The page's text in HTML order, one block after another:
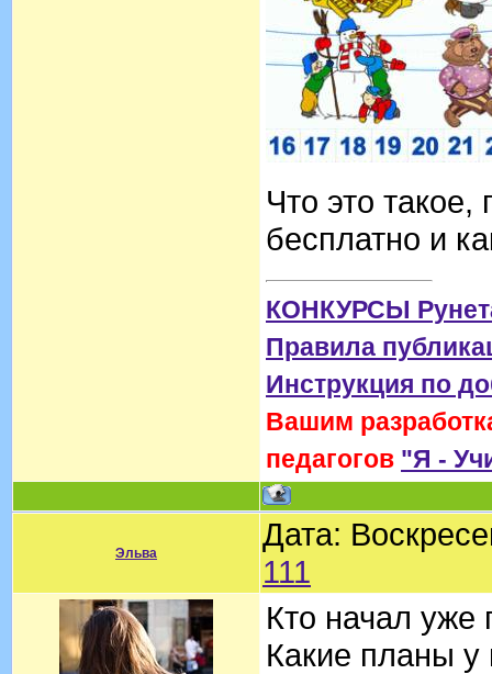
Что это такое,
бесплатно и
КОНКУРСЫ
Правила
Инструкция по
Вашим
педагогов "Я -
Эльва
Дата:
111
Кто начал уже
Какие планы у